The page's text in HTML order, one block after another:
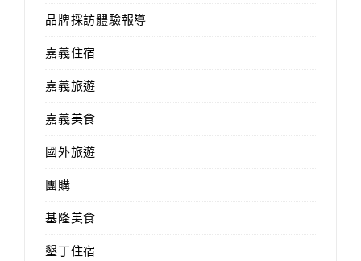
品牌採訪體驗報導
嘉義住宿
嘉義旅遊
嘉義美食
國外旅遊
團購
基隆美食
墾丁住宿